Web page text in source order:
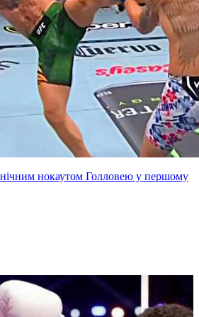
нокаутом Голловею у першому